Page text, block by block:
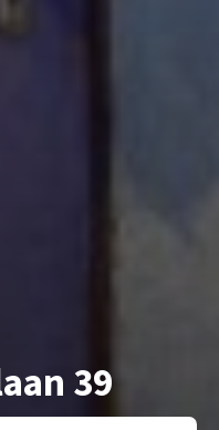
39